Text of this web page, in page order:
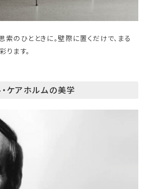
索のひとときに。壁際に置くだけで、まる
ります。
ケアホルムの美学